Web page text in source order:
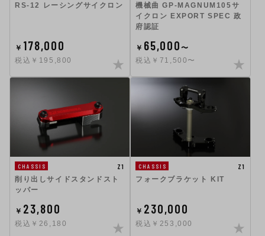
RS-12 レーシングサイクロン
￥ 178,000
税込￥195,800
機械曲 GP-MAGNUM105サ
イクロン EXPORT SPEC 政
府認証
￥ 65,000〜
税込￥71,500〜
CHASSIS
Z1
削り出しサイドスタンドスト
ッパー
￥ 23,800
税込￥26,180
CHASSIS
Z1
フォークブラケット KIT
￥ 230,000
税込￥253,000